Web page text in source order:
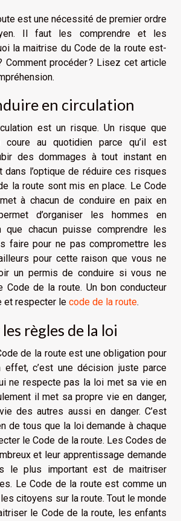
est une nécessité de premier ordre
Il faut les comprendre et les
la maitrise du Code de la route est-
Comment procéder ? Lisez cet article
en circulation
est un risque. Un risque que
coure au quotidien parce qu’il est
des dommages à tout instant en
dans l’optique de réduire ces risques
la route sont mis en place. Le Code
à chacun de conduire en paix en
d’organiser les hommes en
que chacun puisse comprendre les
faire pour ne pas compromettre les
pour cette raison que vous ne
un permis de conduire si vous ne
Code de la route. Un bon conducteur
et respecter le code de la route.
règles de la loi
de la route est une obligation pour
effet, c’est une décision juste parce
ne respecte pas la loi met sa vie en
il met sa propre vie en danger,
des autres aussi en danger. C’est
de tous que la loi demande à chaque
le Code de la route. Les Codes de
et leur apprentissage demande
le plus important est de maitriser
Le Code de la route est comme un
citoyens sur la route. Tout le monde
le Code de la route, les enfants